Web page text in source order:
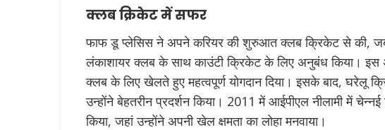
क्लब क्रिकेट में सफर
फाफ डू प्लेसिस ने अपने करियर की शुरुआत क्लब क्रिकेट से की,
लंकाशायर क्लब के साथ काउंटी क्रिकेट के लिए अनुबंध किया।
क्लब के लिए खेलते हुए महत्वपूर्ण योगदान दिया। इसके बाद, घरेलू
उन्होंने बेहतरीन प्रदर्शन किया। 2011 में आईपीएल नीलामी में
किया, जहां उन्होंने अपनी खेल क्षमता का लोहा मनवाया।